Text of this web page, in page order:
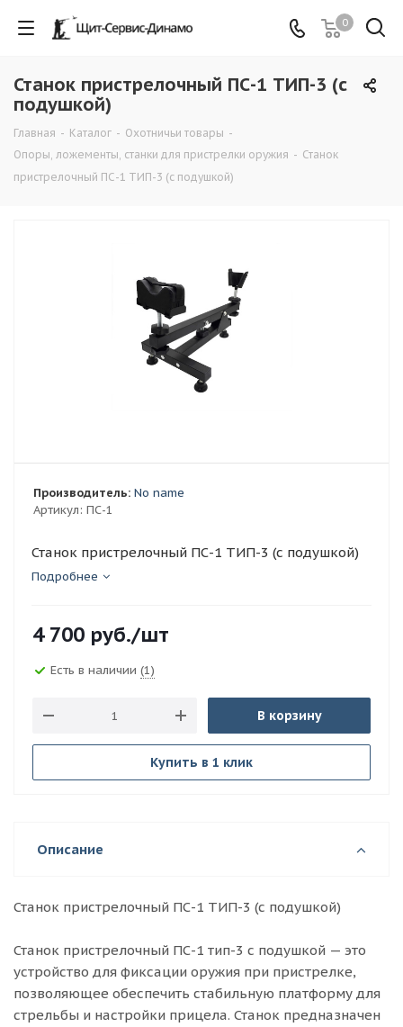
0
Станок пристрелочный ПС-1 ТИП-3 (с
подушкой)
Главная - Каталог - Охотничьи товары -
Опоры, ложементы, станки для пристрелки оружия - Станок
пристрелочный ПС-1 ТИП-3 (с подушкой)
Артикул: ПС-1
Производитель: No name
Станок пристрелочный ПС-1 ТИП-3 (с подушкой)
Подробнее
4 700 руб./шт
Есть в наличии (1)
В корзину
Купить в 1 клик
Описание
Станок пристрелочный ПС-1 ТИП-3 (с подушкой)
Станок пристрелочный ПС-1 тип-3 с подушкой — это
устройство для фиксации оружия при пристрелке,
позволяющее обеспечить стабильную платформу для
стрельбы и настройки прицела. Станок предназначен